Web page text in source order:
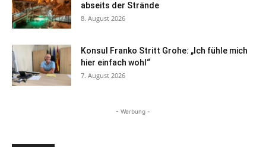
abseits der Strände
8. August 2026
Konsul Franko Stritt Grohe: „Ich fühle mich
hier einfach wohl“
7. August 2026
- Werbung -